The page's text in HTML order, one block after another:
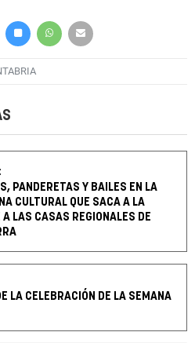
PANDERETAS Y BAILES EN LA
CULTURAL QUE SACA A LA
A LAS CASAS REGIONALES DE
LA CELEBRACIÓN DE LA SEMANA